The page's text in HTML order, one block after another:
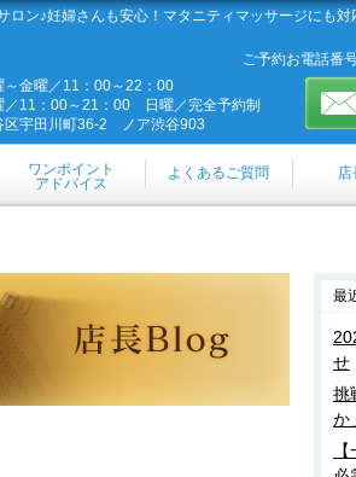
ン♪妊婦さんも安心！マタニティマッサージにも対
ご予約お電話番
～金曜／11：00～22：00
／11：00～21：00 日曜／完全予約制
区宇田川町36-2 ノア渋谷903
ワンポイント
アドバイス
よくあるご質問 店
最
せ
挑
か